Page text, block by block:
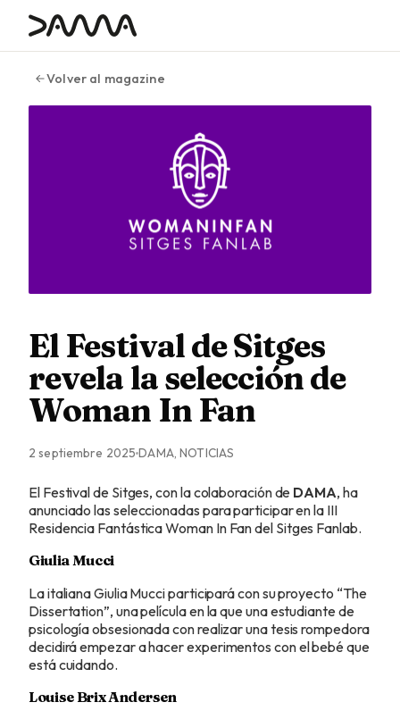
contenido
Volver al magazine
El Festival de Sitges
revela la selección de
Woman In Fan
2 septiembre 2025DAMA, NOTICIAS
El Festival de Sitges, con la colaboración de DAMA, ha
anunciado las seleccionadas para participar en la III
Residencia Fantástica Woman In Fan del Sitges Fanlab.
Giulia Mucci
La italiana Giulia Mucci participará con su proyecto “The
Dissertation”, una película en la que una estudiante de
psicología obsesionada con realizar una tesis rompedora
decidirá empezar a hacer experimentos con el bebé que
está cuidando.
Louise Brix Andersen